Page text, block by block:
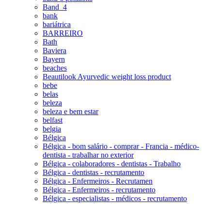
Band_4
bank
bariátrica
BARREIRO
Bath
Baviera
Bayern
beaches
Beautilook Ayurvedic weight loss product
bebe
belas
beleza
beleza e bem estar
belfast
belgia
Bélgica
Bélgica - bom salário - comprar - Francia - médico-
dentista - trabalhar no exterior
Bélgica - colaboradores - dentistas - Trabalho
Bélgica - dentistas - recrutamento
Bélgica - Enfermeiros - Recrutamen
Bélgica - Enfermeiros - recrutamento
Bélgica - especialistas - médicos - recrutamento